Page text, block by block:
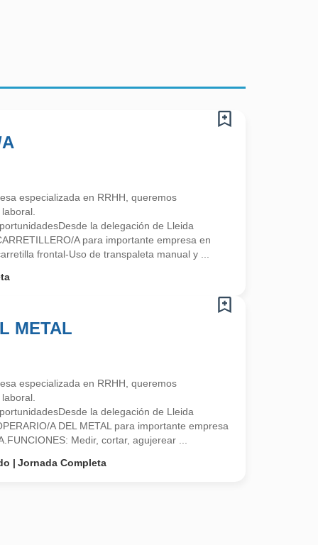
especializada en RRHH, queremos
la delegación de Lleida
A para importante empresa en
frontal-Uso de transpaleta manual y ...
METAL
especializada en RRHH, queremos
la delegación de Lleida
A DEL METAL para importante empresa
Medir, cortar, agujerear ...
Jornada Completa